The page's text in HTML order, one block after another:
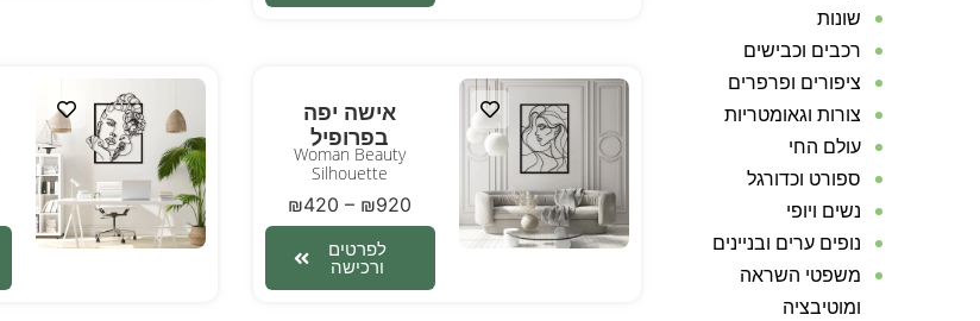
שונות
רכבים וכבישים
ציפורים ופרפרים
צורות וגאומטריות
עולם החי
ספורט וכדורגל
נשים ויופי
נופים ערים ובניינים
משפטי השראה
ומוטיבציה
אישה יפה
בפרופיל
Woman Beauty
Silhouette
₪420 – ₪920
לפרטים
ורכישה